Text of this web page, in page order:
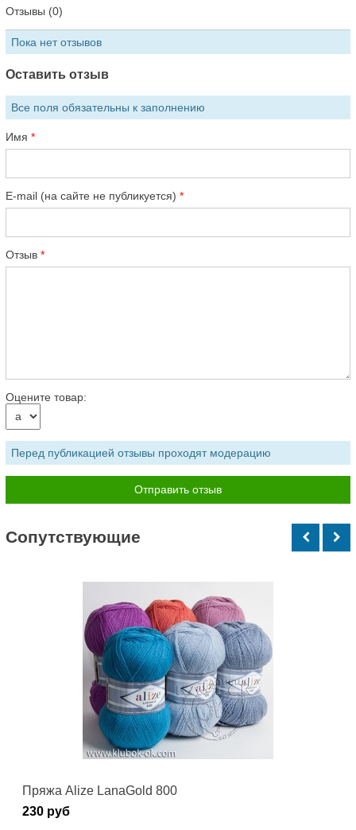
Отзывы (0)
Пока нет отзывов
Оставить отзыв
Все поля обязательны к заполнению
Имя
E-mail (на сайте не публикуется)
Отзыв
Оцените товар:
Перед публикацией отзывы проходят модерацию
Cопутствующие
Пряжа Alize LanaGold 800
230 руб